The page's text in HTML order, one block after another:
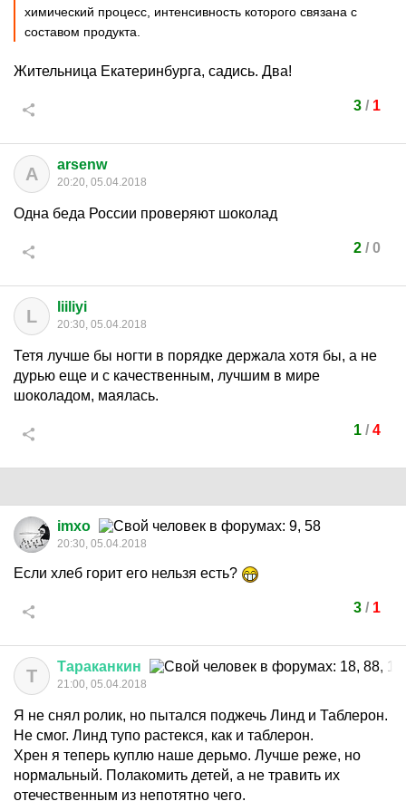
химический процесс, интенсивность которого связана с
составом продукта.
Жительница Екатеринбурга, садись. Два!
3/ 1
A arsenw
20:20, 05.04.2018
Одна беда России проверяют шоколад
2/ 0
L liiliyi
20:30, 05.04.2018
Тетя лучше бы ногти в порядке держала хотя бы, а не
дурью еще и с качественным, лучшим в мире
шоколадом, маялась.
1/ 4
imxo
20:30, 05.04.2018
Если хлеб горит его нельзя есть?
3/ 1
Т Тараканкин
21:00, 05.04.2018
Я не снял ролик, но пытался поджечь Линд и Таблерон.
Не смог. Линд тупо растекся, как и таблерон.
Хрен я теперь куплю наше дерьмо. Лучше реже, но
нормальный. Полакомить детей, а не травить их
отечественным из непотятно чего.